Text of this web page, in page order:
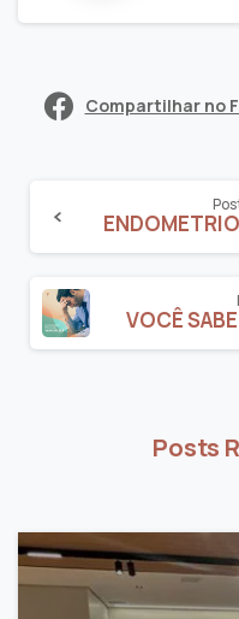
Compartilhar no
Posts